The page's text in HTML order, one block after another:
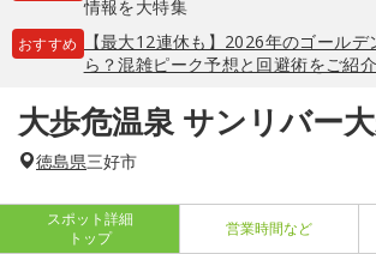
情報を大特集
おすすめ
【最大12連休も】2026年のゴール
ら？混雑ピーク予想と回避術をご紹介
大歩危温泉 サンリバー
徳島県三好市
スポット詳細
トップ
営業時間など